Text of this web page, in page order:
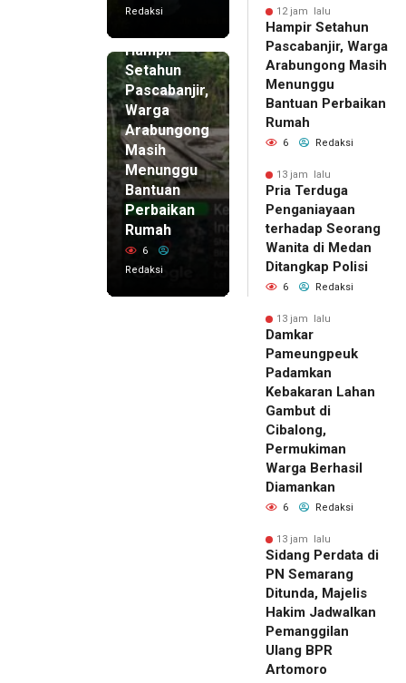
Redaksi
Hampir
Setahun
Pascabanjir,
Warga
Arabungong
Masih
Menunggu
Bantuan
Perbaikan
Rumah
6
Redaksi
12 jam lalu
Hampir Setahun
Pascabanjir, Warga
Arabungong Masih
Menunggu
Bantuan Perbaikan
Rumah
6 Redaksi
13 jam lalu
Pria Terduga
Penganiayaan
terhadap Seorang
Wanita di Medan
Ditangkap Polisi
6 Redaksi
13 jam lalu
Damkar
Pameungpeuk
Padamkan
Kebakaran Lahan
Gambut di
Cibalong,
Permukiman
Warga Berhasil
Diamankan
6 Redaksi
13 jam lalu
Sidang Perdata di
PN Semarang
Ditunda, Majelis
Hakim Jadwalkan
Pemanggilan
Ulang BPR
Artomoro